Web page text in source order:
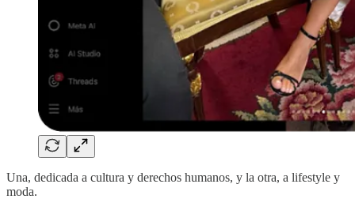
Una, dedicada a cultura y derechos humanos, y la otra, a lifestyle y
moda.